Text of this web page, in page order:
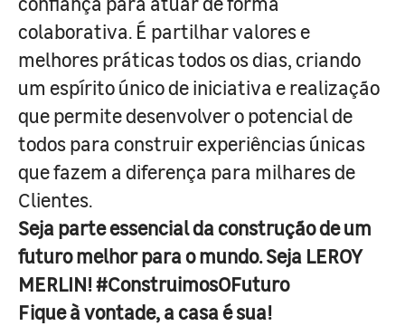
colaborativa. É partilhar valores e
melhores práticas todos os dias, criando
um espírito único de iniciativa e realização
que permite desenvolver o potencial de
todos para construir experiências únicas
que fazem a diferença para milhares de
Clientes.
Seja parte essencial da construção de um
futuro melhor para o mundo. Seja LEROY
MERLIN! #ConstruimosOFuturo
Fique à vontade, a casa é sua!